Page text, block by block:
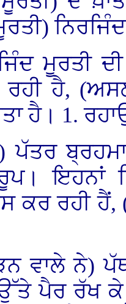
ਮੂਰਤੀ
ਹੈ,
ਹੈ। 1.
ਪੱਤਰ
ਕਰ ਰਹੀ ਹੈਂ,
ਵਾਲੇ ਨੇ)
ਉੱਤੇ ਪੈਰ ਰੱਖ